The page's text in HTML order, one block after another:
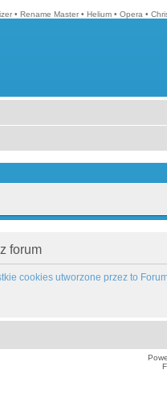
• Rename Master • Helium • Opera •
forum
cookies utworzone przez to